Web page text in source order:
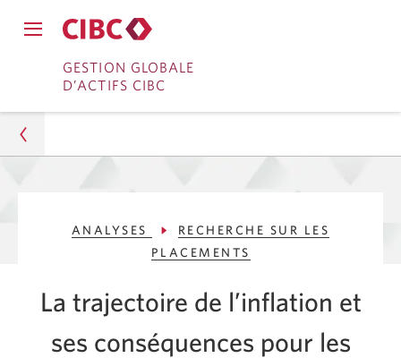
bancaires
navigation
principal.
GESTION GLOBALE
D’ACTIFS CIBC
Fermer
Gestion d’actifs
Analyses
La trajectoire de l'inflation et son impact sur les
investisseurs
ANALYSES
RECHERCHE SUR LES
PLACEMENTS
La trajectoire de l’inflation et
ses conséquences pour les